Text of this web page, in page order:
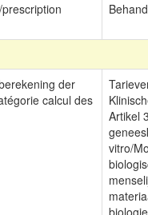
der
calcul des
Artikel
vitro/